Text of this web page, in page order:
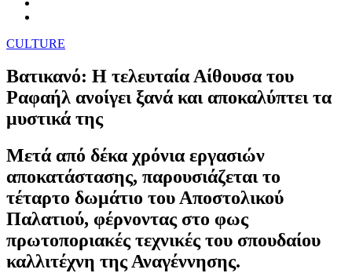
CULTURE
Βατικανό: Η τελευταία Αίθουσα του
Ραφαήλ ανοίγει ξανά και αποκαλύπτει τα
μυστικά της
Μετά από δέκα χρόνια εργασιών
αποκατάστασης, παρουσιάζεται το
τέταρτο δωμάτιο του Αποστολικού
Παλατιού, φέρνοντας στο φως
πρωτοποριακές τεχνικές του σπουδαίου
καλλιτέχνη της Αναγέννησης.